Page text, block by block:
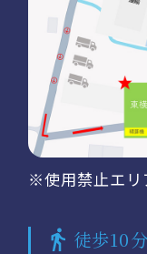
※使用禁止エリ
徒歩10分